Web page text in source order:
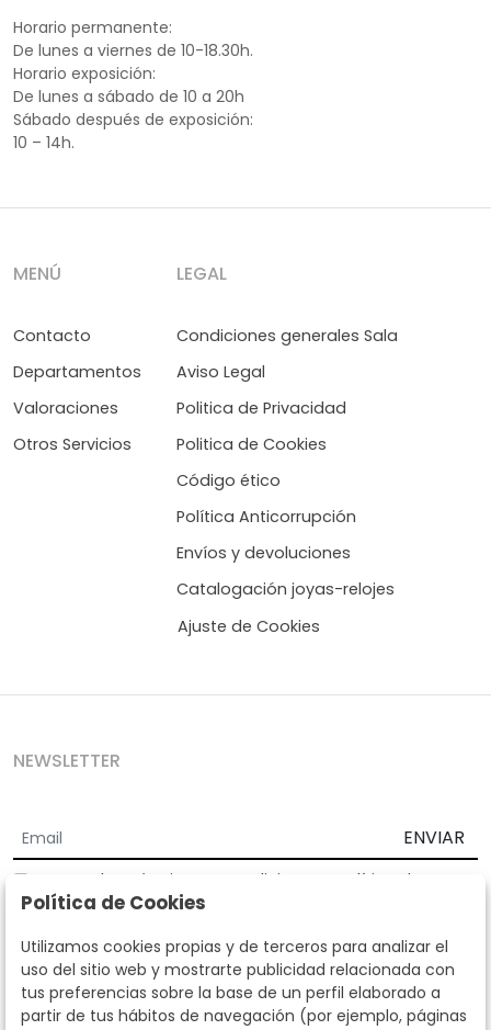
Horario permanente:
De lunes a viernes de 10-18.30h.
Horario exposición:
De lunes a sábado de 10 a 20h
Sábado después de exposición:
10 – 14h.
MENÚ
Contacto
Departamentos
Valoraciones
Otros Servicios
LEGAL
Condiciones generales Sala
Aviso Legal
Politica de Privacidad
Politica de Cookies
Código ético
Política Anticorrupción
Envíos y devoluciones
Catalogación joyas-relojes
Ajuste de Cookies
NEWSLETTER
ENVIAR
Acepto los Términos y Condiciones
Política de
privacidad
Según la LOPD y disposiciones de desarrollo, informamos que sus
datos personales serán tratados por parte de Subastas Segre con la
finalidad de gestionar la relación comercial. Puede ejercitar los
derechos de acceso, rectificación, cancelación, oposición y demás
derechos en los términos establecidos en la normativa vigente
Política de Cookies
Utilizamos cookies propias y de terceros para analizar el
uso del sitio web y mostrarte publicidad relacionada con
tus preferencias sobre la base de un perfil elaborado a
partir de tus hábitos de navegación (por ejemplo, páginas